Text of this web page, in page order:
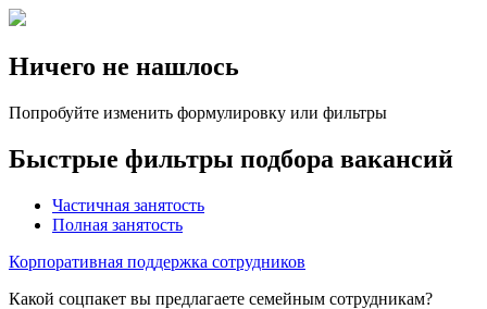
Ничего не нашлось
Попробуйте изменить формулировку или фильтры
Быстрые фильтры подбора вакансий
Частичная занятость
Полная занятость
Корпоративная поддержка сотрудников
Какой соцпакет вы предлагаете семейным сотрудникам?